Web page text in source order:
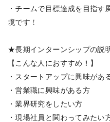
・チームで目標達成を目指
境です！
★長期インターンシップの説
【こんな人におすすめ！】
・スタートアップに興味があ
・営業職に興味がある方
・業界研究をしたい方
・現場社員と関わってみたい